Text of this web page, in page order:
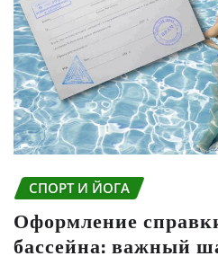
СПОРТ И ЙОГА
Оформление
бассейна: важный